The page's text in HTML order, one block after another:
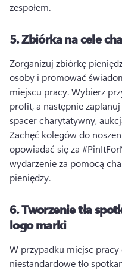
zespołem.
5.Zbiórka na cele
Zorganizuj zbiórkę
osoby i promować
miejscu pracy. Wybierz
profit, a następnie
Zachęć kolegów do
opowiadać się za
wydarzenie za pomocą
pieniędzy.
6.Tworzenie tła
logo marki
W przypadku miejsc
niestandardowe tło